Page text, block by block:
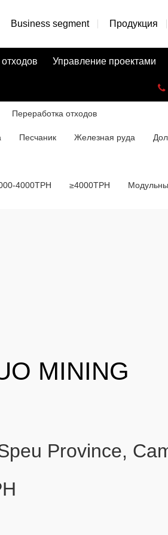
Business segment Продукция
Управление проектами
Переработка отходов
Песчаник Железная руда
4000TPH ≥4000TPH
MINING
Province,